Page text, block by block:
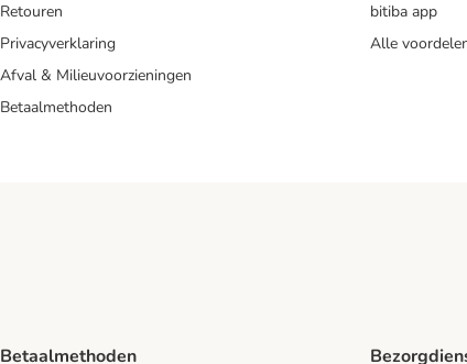
Retouren
Privacyverklaring
Afval & Milieuvoorzieningen
Betaalmethoden
bitiba app
Alle
Betaalmethoden